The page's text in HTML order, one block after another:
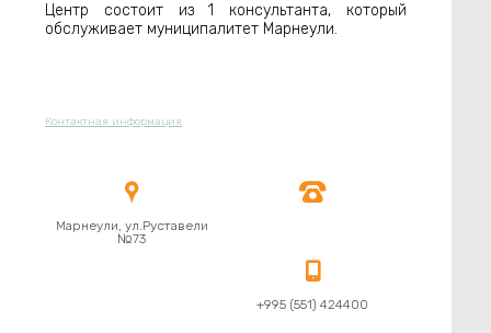
Центр состоит из 1 консультанта, который
обслуживает муниципалитет Марнеули.
Контактная информация

Марнеули, ул.Руставели
№73


+995 (551) 424400